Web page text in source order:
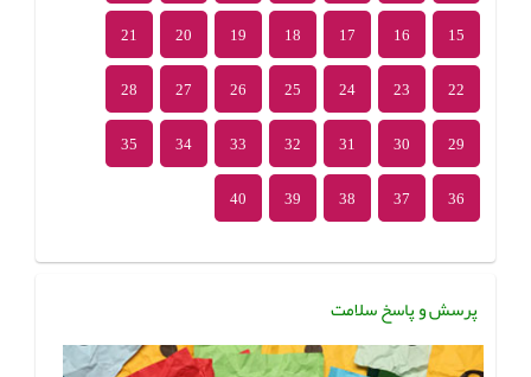
15
16
17
18
19
20
21
22
23
24
25
26
27
28
29
30
31
32
33
34
35
36
37
38
39
40
پرسش و پاسخ سلامت